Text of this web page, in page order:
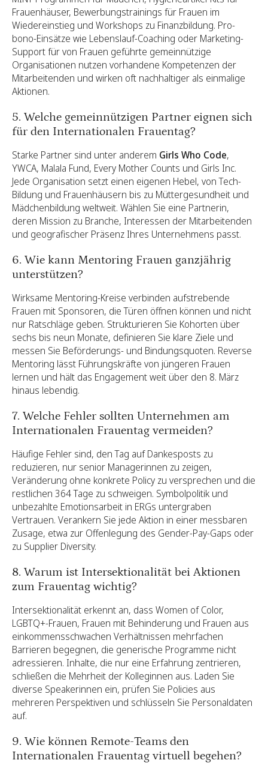
Frauenhäuser, Bewerbungstrainings für Frauen im
Wiedereinstieg und Workshops zu Finanzbildung. Pro-
bono-Einsätze wie Lebenslauf-Coaching oder Marketing-
Support für von Frauen geführte gemeinnützige
Organisationen nutzen vorhandene Kompetenzen der
Mitarbeitenden und wirken oft nachhaltiger als einmalige
Aktionen.
5. Welche gemeinnützigen Partner eignen sich
für den Internationalen Frauentag?
Starke Partner sind unter anderem Girls Who Code,
YWCA, Malala Fund, Every Mother Counts und Girls Inc.
Jede Organisation setzt einen eigenen Hebel, von Tech-
Bildung und Frauenhäusern bis zu Müttergesundheit und
Mädchenbildung weltweit. Wählen Sie eine Partnerin,
deren Mission zu Branche, Interessen der Mitarbeitenden
und geografischer Präsenz Ihres Unternehmens passt.
6. Wie kann Mentoring Frauen ganzjährig
unterstützen?
Wirksame Mentoring-Kreise verbinden aufstrebende
Frauen mit Sponsoren, die Türen öffnen können und nicht
nur Ratschläge geben. Strukturieren Sie Kohorten über
sechs bis neun Monate, definieren Sie klare Ziele und
messen Sie Beförderungs- und Bindungsquoten. Reverse
Mentoring lässt Führungskräfte von jüngeren Frauen
lernen und hält das Engagement weit über den 8. März
hinaus lebendig.
7. Welche Fehler sollten Unternehmen am
Internationalen Frauentag vermeiden?
Häufige Fehler sind, den Tag auf Dankesposts zu
reduzieren, nur senior Managerinnen zu zeigen,
Veränderung ohne konkrete Policy zu versprechen und die
restlichen 364 Tage zu schweigen. Symbolpolitik und
unbezahlte Emotionsarbeit in ERGs untergraben
Vertrauen. Verankern Sie jede Aktion in einer messbaren
Zusage, etwa zur Offenlegung des Gender-Pay-Gaps oder
zu Supplier Diversity.
8. Warum ist Intersektionalität bei Aktionen
zum Frauentag wichtig?
Intersektionalität erkennt an, dass Women of Color,
LGBTQ+-Frauen, Frauen mit Behinderung und Frauen aus
einkommensschwachen Verhältnissen mehrfachen
Barrieren begegnen, die generische Programme nicht
adressieren. Inhalte, die nur eine Erfahrung zentrieren,
schließen die Mehrheit der Kolleginnen aus. Laden Sie
diverse Speakerinnen ein, prüfen Sie Policies aus
mehreren Perspektiven und schlüsseln Sie Personaldaten
auf.
9. Wie können Remote-Teams den
Internationalen Frauentag virtuell begehen?